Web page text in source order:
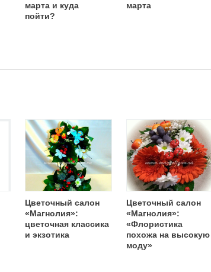
марта и куда
пойти?
марта
Цветочный салон
«Магнолия»:
цветочная классика
и экзотика
Цветочный салон
«Магнолия»:
«Флористика
похожа на высокую
моду»